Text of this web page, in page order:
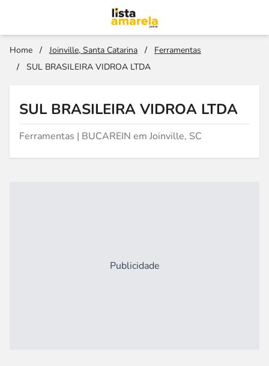
Home / Joinville, Santa Catarina /
Ferramentas
/
SUL BRASILEIRA VIDROA LTDA
SUL BRASILEIRA VIDROA LTDA
Ferramentas | BUCAREIN em Joinville, SC
Publicidade